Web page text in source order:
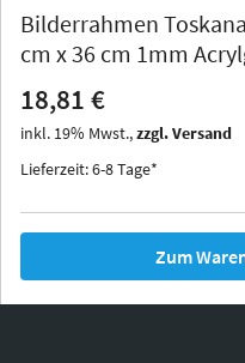
Iowa
Bilderrahmen
cm x 36 cm 1mm
18,81 €
inkl. 19% Mwst.,zzgl. Versand
Lieferzeit: 6-8 Tage*
Zum